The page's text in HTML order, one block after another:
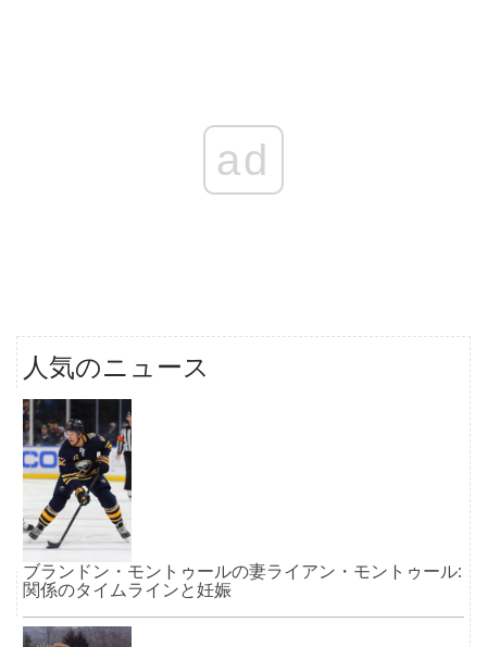
ad
人気のニュース
ブランドン・モントゥールの妻ライアン・モントゥール:
関係のタイムラインと妊娠